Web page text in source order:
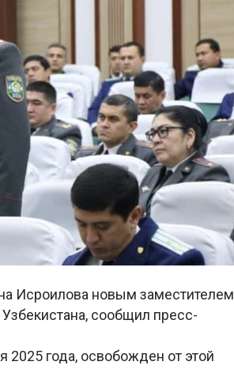
Исроилова новым заместителем
сообщил пресс-
2025 года, освобожден от этой